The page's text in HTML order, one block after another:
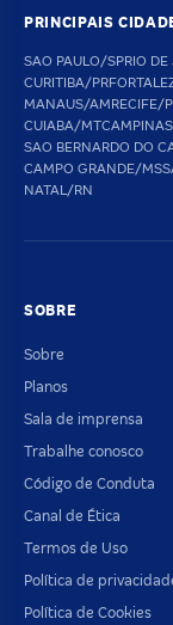
PRINCIPAIS
SAO PAULO/SPRIO
CURITIBA/PR
MANAUS/AMRECIFE/
CUIABA/MT
SAO BERNARDO DO
CAMPO GRANDE/MS
NATAL/RN
SOBRE
Sobre
Planos
Sala de imprensa
Trabalhe conosco
Código de Conduta
Canal de Ética
Termos de Uso
Política de
Política de Cookies